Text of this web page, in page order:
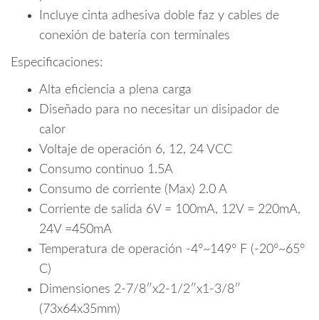
Incluye cinta adhesiva doble faz y cables de
conexión de batería con terminales
Especificaciones:
Alta eficiencia a plena carga
Diseñado para no necesitar un disipador de
calor
Voltaje de operación 6, 12, 24 VCC
Consumo continuo 1.5A
Consumo de corriente (Max) 2.0 A
Corriente de salida 6V = 100mA, 12V = 220mA,
24V =450mA
Temperatura de operación -4°~149° F (-20°~65°
C)
Dimensiones 2-7/8″x2-1/2″x1-3/8″
(73x64x35mm)